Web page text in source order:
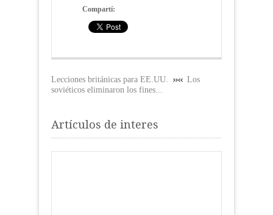
Compartí:
Lecciones británicas para EE.UU.
Los
soviéticos eliminaron los fines...
Artículos de interes